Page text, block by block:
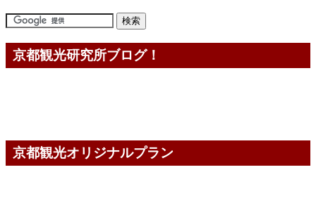
京都観光研究所ブログ！
京都観光オリジナルプラン